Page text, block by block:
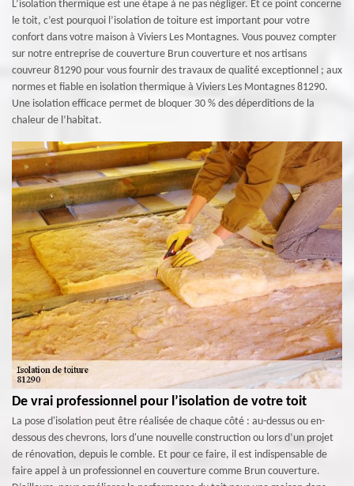
L’isolation thermique est une étape à ne pas négliger. Et ce point concerne
le toit, c’est pourquoi l’isolation de toiture est important pour votre
confort dans votre maison à Viviers Les Montagnes. Vous pouvez compter
sur notre entreprise de couverture Brun couverture et nos artisans
couvreur 81290 pour vous fournir des travaux de qualité exceptionnel ; aux
normes et fiable en isolation thermique à Viviers Les Montagnes 81290.
Une isolation efficace permet de bloquer 30 % des déperditions de la
chaleur de l’habitat.
De vrai professionnel pour l’isolation de votre toit
La pose d'isolation peut être réalisée de chaque côté : au-dessus ou en-
dessous des chevrons, lors d'une nouvelle construction ou lors d’un projet
de rénovation, depuis le comble. Et pour ce faire, il est indispensable de
faire appel à un professionnel en couverture comme Brun couverture.